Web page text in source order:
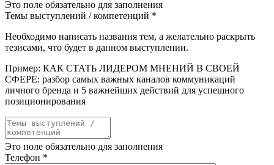
Это поле обязательно для заполнения
Темы выступлений / компетенций *
Необходимо написать названия тем, а желательно раскрыть
тезисами, что будет в данном выступлении.
Пример: КАК СТАТЬ ЛИДЕРОМ МНЕНИЙ В СВОЕЙ
СФЕРЕ: разбор самых важных каналов коммуникаций
личного бренда и 5 важнейших действий для успешного
позиционирования
Это поле обязательно для заполнения
Телефон *